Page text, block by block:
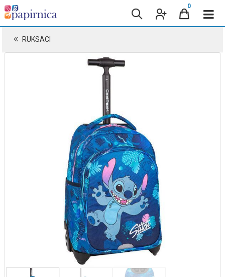
0
RUKSACI